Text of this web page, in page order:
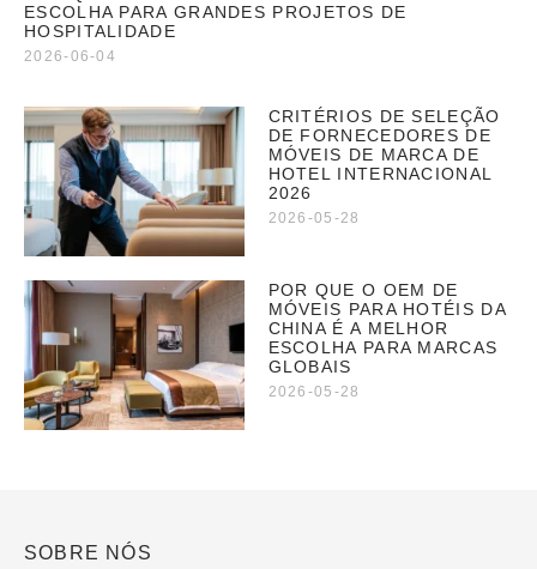
ESCOLHA PARA GRANDES PROJETOS DE
HOSPITALIDADE
2026-06-04
CRITÉRIOS DE SELEÇÃO
DE FORNECEDORES DE
MÓVEIS DE MARCA DE
HOTEL INTERNACIONAL
2026
2026-05-28
POR QUE O OEM DE
MÓVEIS PARA HOTÉIS DA
CHINA É A MELHOR
ESCOLHA PARA MARCAS
GLOBAIS
2026-05-28
SOBRE NÓS